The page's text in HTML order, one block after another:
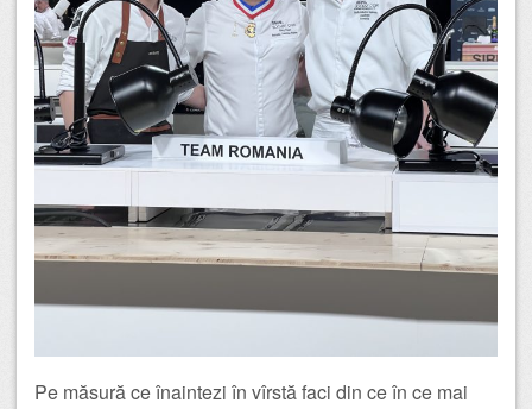
Pe măsură ce înaintezi în vîrstă faci din ce în ce mai